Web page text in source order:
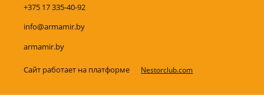
+375 17 335-40-92
info@armamir.by
armamir.by
Сайт работает на платформе Nestorclub.com